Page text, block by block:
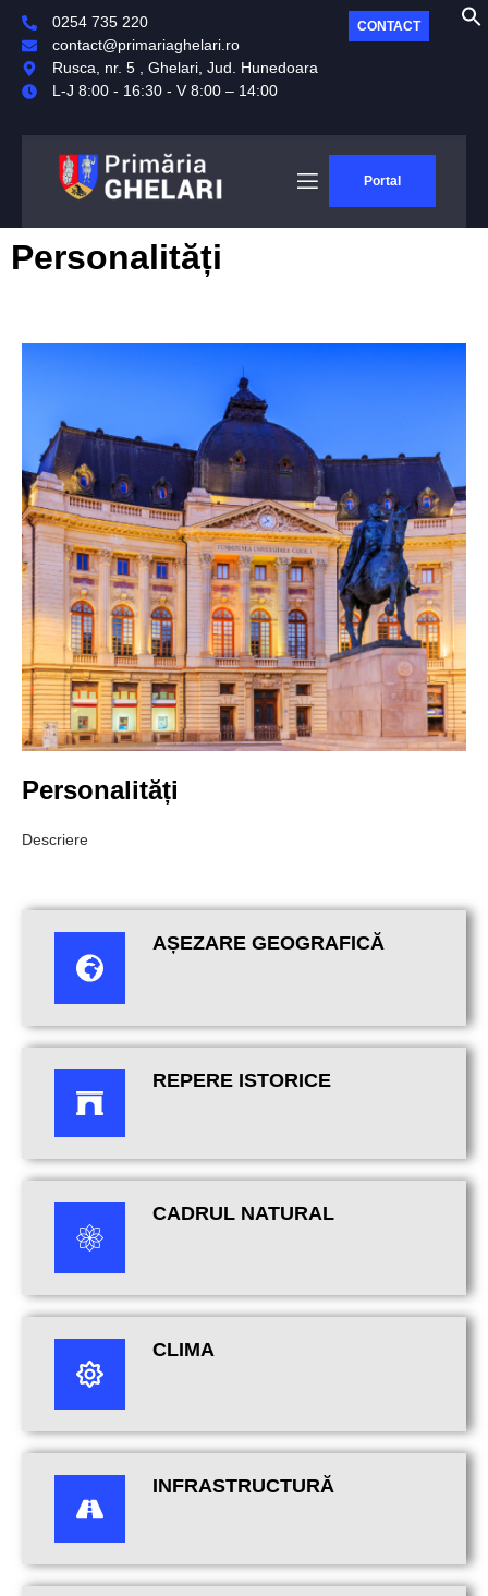
0254 735 220
contact@primariaghelari.ro
Rusca, nr. 5 , Ghelari, Jud. Hunedoara
L-J 8:00 - 16:30 - V 8:00 – 14:00
CONTACT
Portal
Personalități
AȘEZARE GEOGRAFICĂ
REPERE ISTORICE
CADRUL NATURAL
CLIMA
INFRASTRUCTURĂ
Personalități
Descriere